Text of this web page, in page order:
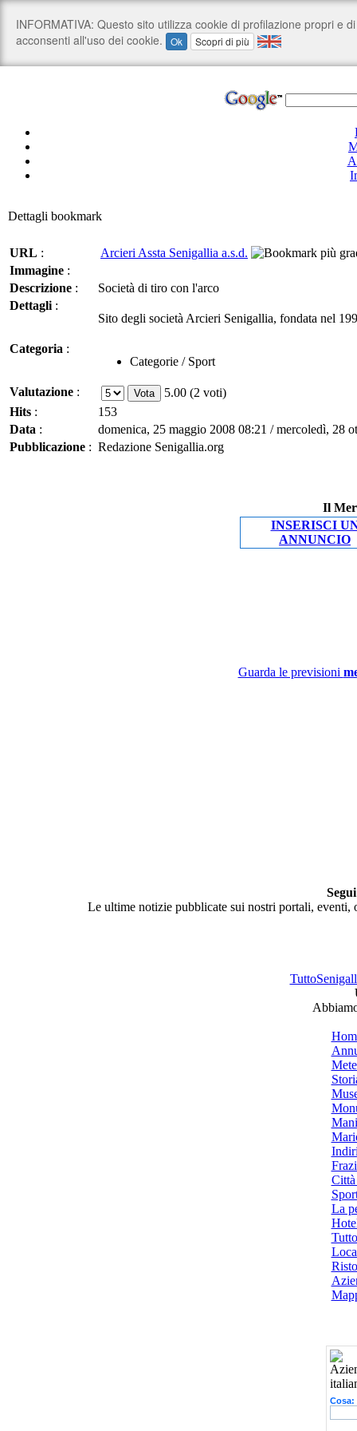
Dettagli bookmark
URL :
Arcieri Assta Senigallia a.s.d.
Immagine :
Descrizione :
Società di tiro con l'arco
Dettagli :
Sito degli società Arcieri Senigallia, fondata nel
Categoria :
Categorie / Sport
Valutazione :
5.00 (2 voti)
Hits :
153
Data :
domenica, 25 maggio 2008 08:21 / mercoledì, 28
Pubblicazione : Redazione Senigallia.org
Il
INSERISCI
ANNUNCIO
Guarda le previsioni
Le ultime notizie pubblicate sui nostri portali,
Città
La
Cosa: